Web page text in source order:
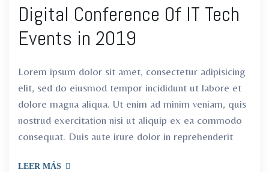
Digital Conference Of IT Tech
Events in 2019
Lorem ipsum dolor sit amet, consectetur adipisicing
elit, sed do eiusmod tempor incididunt ut labore et
dolore magna aliqua. Ut enim ad minim veniam, quis
nostrud exercitation nisi ut aliquip ex ea commodo
consequat. Duis aute irure dolor in reprehenderit
LEER MÁS